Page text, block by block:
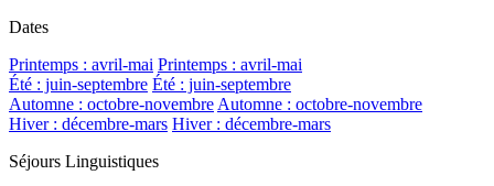
Dates
Printemps : avril-mai Printemps : avril-mai
Été : juin-septembre Été : juin-septembre
Automne : octobre-novembre Automne : octobre-novembre
Hiver : décembre-mars Hiver : décembre-mars
Séjours Linguistiques